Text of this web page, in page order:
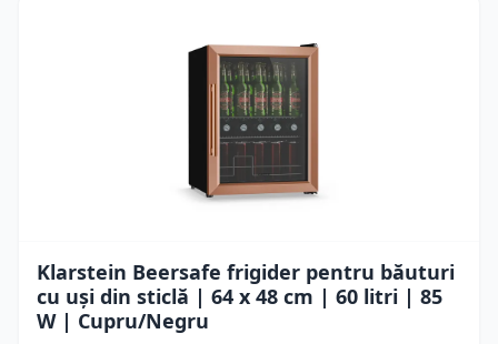
Klarstein Beersafe frigider pentru băuturi
cu uși din sticlă | 64 x 48 cm | 60 litri | 85
W | Cupru/Negru